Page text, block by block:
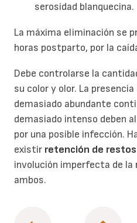
serosidad blanquecina.
La máxima eliminación se
horas postparto, por la
Debe controlarse la
su color y olor. La
demasiado abundante
demasiado intenso deben
por una posible infección.
existir retención de
involución imperfecta de la
ambos.